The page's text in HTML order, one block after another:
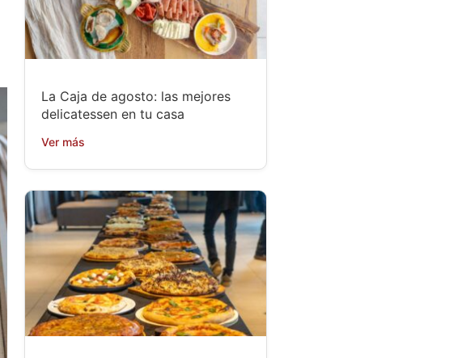
La Caja de agosto: las mejores
delicatessen en tu casa
Ver más